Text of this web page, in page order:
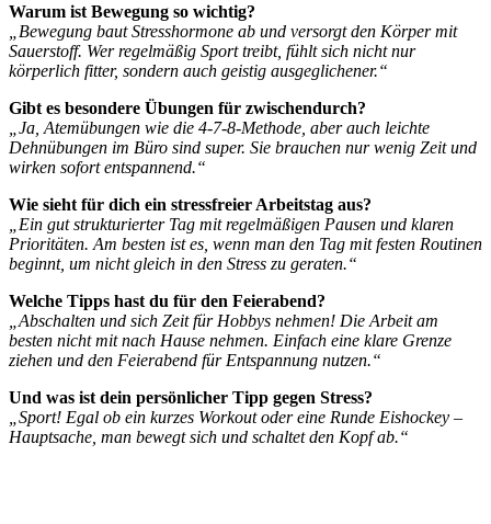
Warum ist Bewegung so wichtig?
„Bewegung baut Stresshormone ab und versorgt den Körper mit
Sauerstoff. Wer regelmäßig Sport treibt, fühlt sich nicht nur
körperlich fitter, sondern auch geistig ausgeglichener.“
Gibt es besondere Übungen für zwischendurch?
„Ja, Atemübungen wie die 4-7-8-Methode, aber auch leichte
Dehnübungen im Büro sind super. Sie brauchen nur wenig Zeit und
wirken sofort entspannend.“
Wie sieht für dich ein stressfreier Arbeitstag aus?
„Ein gut strukturierter Tag mit regelmäßigen Pausen und klaren
Prioritäten. Am besten ist es, wenn man den Tag mit festen Routinen
beginnt, um nicht gleich in den Stress zu geraten.“
Welche Tipps hast du für den Feierabend?
„Abschalten und sich Zeit für Hobbys nehmen! Die Arbeit am
besten nicht mit nach Hause nehmen. Einfach eine klare Grenze
ziehen und den Feierabend für Entspannung nutzen.“
Und was ist dein persönlicher Tipp gegen Stress?
„Sport! Egal ob ein kurzes Workout oder eine Runde Eishockey –
Hauptsache, man bewegt sich und schaltet den Kopf ab.“